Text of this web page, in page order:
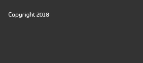
Copyright 2018